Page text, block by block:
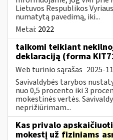
Lietuvos Respublikos
numatytą pavedimą, iki...
Metai: 2022
taikomi teikiant
deklaraciją (forma
Web turinio sąrašas 2025-
Savivaldybės tarybos
nuo 0,5 procento iki 3
mokestinės vertės.
neprižiūrimam...
Kas privalo
mokestį už fiziniams